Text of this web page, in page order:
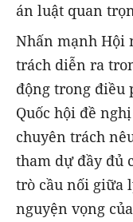
án luật quan
Nhấn mạnh Hội
trách diễn ra
động trong điều
Quốc hội đề
chuyên trách
tham dự đầy đủ
trò cầu nối giữa
nguyện vọng